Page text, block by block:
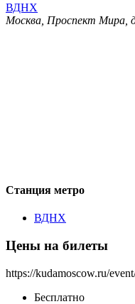
ВДНХ
Москва, Проспект Мира,
Станция метро
ВДНХ
Цены на билеты
https://kudamoscow.ru/
Бесплатно